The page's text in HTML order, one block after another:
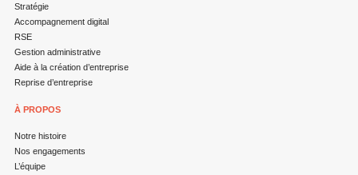
Stratégie
Accompagnement digital
RSE
Gestion administrative
Aide à la création d’entreprise
Reprise d’entreprise
À PROPOS
Notre histoire
Nos engagements
L’équipe